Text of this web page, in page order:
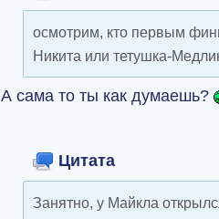
осмотрим, кто первым
Никита или тетушка-
А сама то ты как думаешь?
Цитата
Занятно, у Майкла